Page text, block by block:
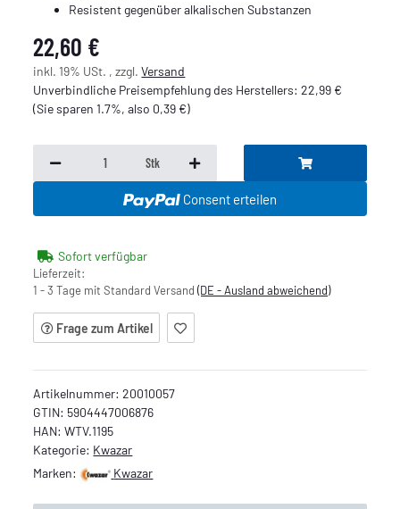
Resistent gegenüber alkalischen Substanzen
22,60 €
inkl. 19% USt. , zzgl.Versand
Unverbindliche Preisempfehlung des Herstellers:22,99 €
(Sie sparen1.7%, also 0,39 €)
Stk
Consent erteilen
Sofort verfügbar
Lieferzeit:
1 - 3 Tage mit Standard Versand(DE - Ausland abweichend)
Frage zum Artikel
Artikelnummer:20010057
GTIN: 5904447006876
HAN: WTV.1195
Kategorie: Kwazar
Marken:
Kwazar